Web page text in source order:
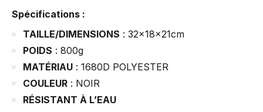
Spécifications :
TAILLE/DIMENSIONS : 32x18x21cm
POIDS : 800g
MATÉRIAU : 1680D POLYESTER
COULEUR : NOIR
RÉSISTANT À L’EAU